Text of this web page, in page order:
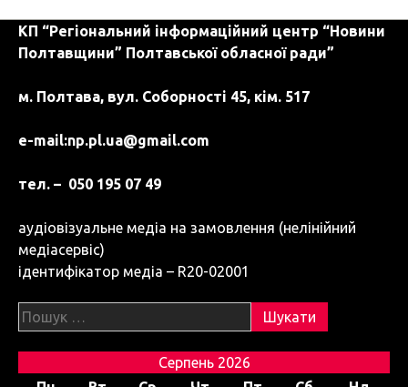
КП “Регіональний інформаційний центр “Новини
Полтавщини” Полтавської обласної ради”
м. Полтава, вул. Соборності 45, кім. 517
e-mail:np.pl.ua@gmail.com
тел. – 050 195 07 49
аудіовізуальне медіа на замовлення (нелінійний
медіасервіс)
ідентифікатор медіа – R20-02001
Пошук:
Серпень 2026